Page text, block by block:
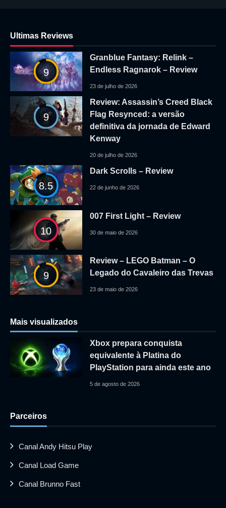
Ultimas Reviews
9
Granblue Fantasy: Relink –
Endless Ragnarok – Review
23 de julho de 2026
9
Review: Assassin’s Creed Black
Flag Resynced: a versão
definitiva da jornada de Edward
Kenway
20 de julho de 2026
8.5
Dark Scrolls – Review
22 de junho de 2026
10
007 First Light – Review
30 de maio de 2026
9
Review – LEGO Batman – O
Legado do Cavaleiro das Trevas
23 de maio de 2026
Mais visualizados
Xbox prepara conquista
equivalente à Platina do
PlayStation para ainda este ano
5 de agosto de 2026
Parceiros
Canal Andy Hitsu Play
Canal Load Game
Canal Brunno Fast